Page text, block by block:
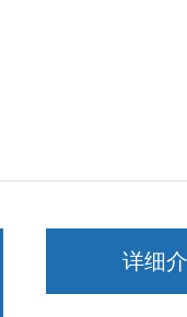
详细